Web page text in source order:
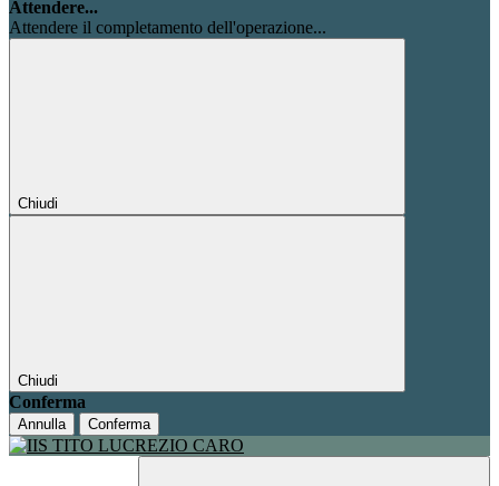
Attendere...
Attendere il completamento dell'operazione...
Chiudi
Chiudi
Conferma
Annulla Conferma